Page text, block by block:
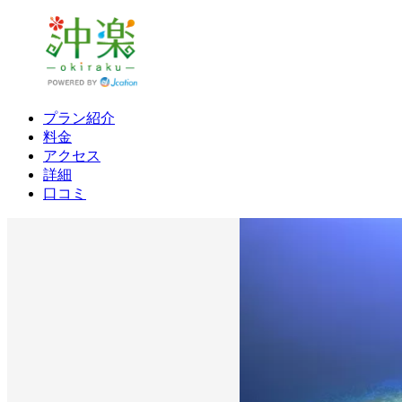
プラン紹介
料金
アクセス
詳細
口コミ